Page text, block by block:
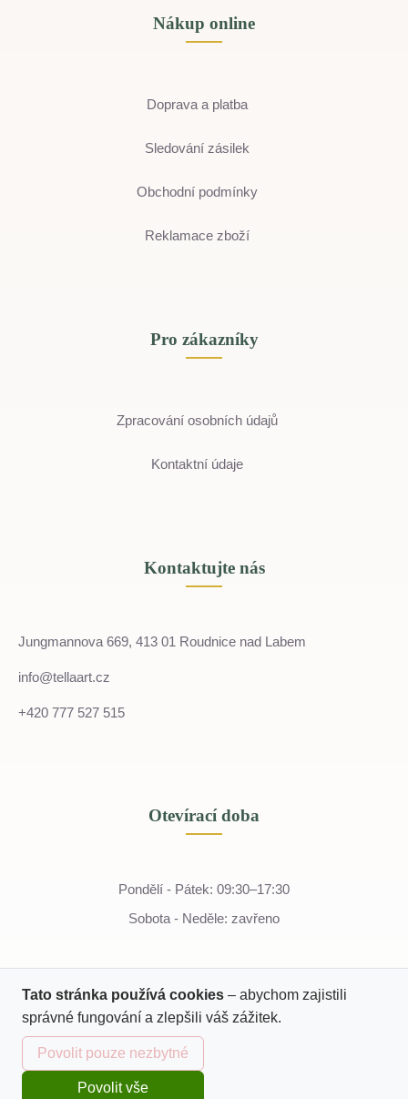
Katalog
Nákup online
Doprava a platba
Sledování zásilek
Obchodní podmínky
Reklamace zboží
Pro zákazníky
Zpracování osobních údajů
Kontaktní údaje
Kontaktujte nás
Jungmannova 669, 413 01 Roudnice nad Labem
info@tellaart.cz
+420 777 527 515
Otevírací doba
Pondělí - Pátek: 09:30–17:30
Sobota - Neděle: zavřeno
© 2022 - 2026 Tella
Tato stránka používá cookies – abychom zajistili
správné fungování a zlepšili váš zážitek.
Povolit pouze nezbytné
Povolit vše